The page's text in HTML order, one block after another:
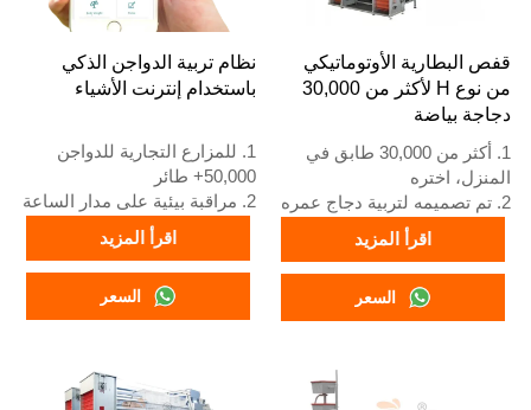
نظام تربية الدواجن الذكي
باستخدام إنترنت الأشياء
1. للمزارع التجارية للدواجن
50,000+ طائر
2. مراقبة بيئية على مدار الساعة
3. تحسن تحويل العلف بنسبة
4. زيادة إنتاج البيض بنسبة 10%
5. رقم الاستقبال / واتساب:
+8618830120193
اقرأ المزيد
السعر
قفص البطارية الأوتوماتيكي
من نوع H لأكثر من 30,000
دجاجة بياضة
1. أكثر من 30,000 طابق في
المنزل، اختره
2. تم تصميمه لتربية دجاج عمره
12 أو 16 أسبوعًا حتى يصبح
دجاجًا بالغًا لوضع البيض
3. عمره الافتراضي أكثر من 25
4. رقم الواتساب الخاص بنا
هو +8618830120193، +234
8111199996
اقرأ المزيد
السعر